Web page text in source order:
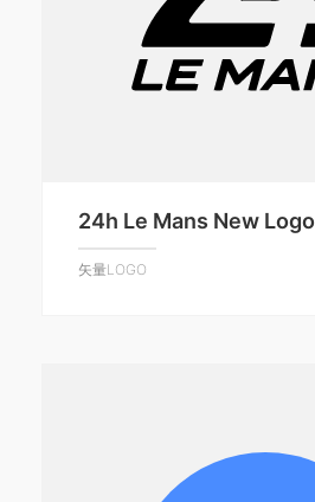
24h Le Mans New Logo
矢量LOGO